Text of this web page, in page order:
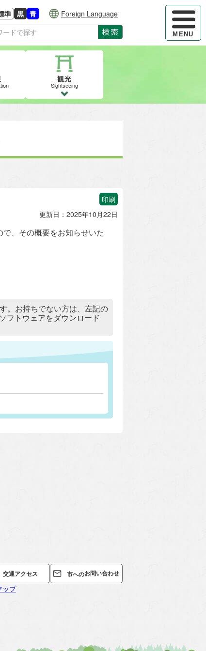
ハンバー
MENU
に戻す
準
景色の変更：白
黒
背景色の変更：黒
青
背景色の変更：青
Foreign Language
検索
観光
Sightseeing
印刷
更新日：2025年10月22日
、その概要をお知らせいた
。お持ちでない方は、左記の
フトウェアをダウンロード
交通アクセス 市へのお問い合わせ
ップ